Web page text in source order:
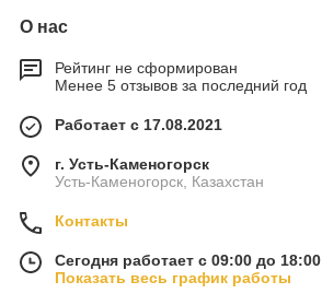
О нас
Рейтинг не сформирован
Менее 5 отзывов за последний год
Работает с 17.08.2021
г. Усть-Каменогорск
Усть-Каменогорск, Казахстан
Контакты
Сегодня работает с 09:00 до 18:00
Показать весь график работы